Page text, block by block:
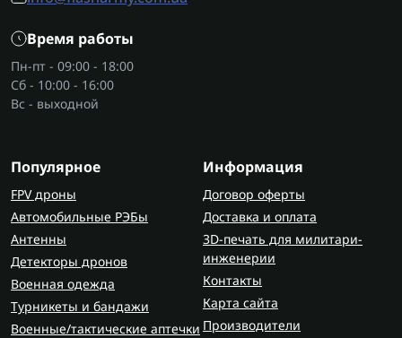
Время работы
Пн-пт - 09:00 - 18:00
Сб - 10:00 - 16:00
Вс - выходной
Популярное
FPV дроны
Автомобильные РЭБы
Антенны
Детекторы дронов
Военная одежда
Турникеты и бандажи
Военные/тактические аптечки
Информация
Договор оферты
Доставка и оплата
3D-печать для милитари-
инженерии
Контакты
Карта сайта
Производители